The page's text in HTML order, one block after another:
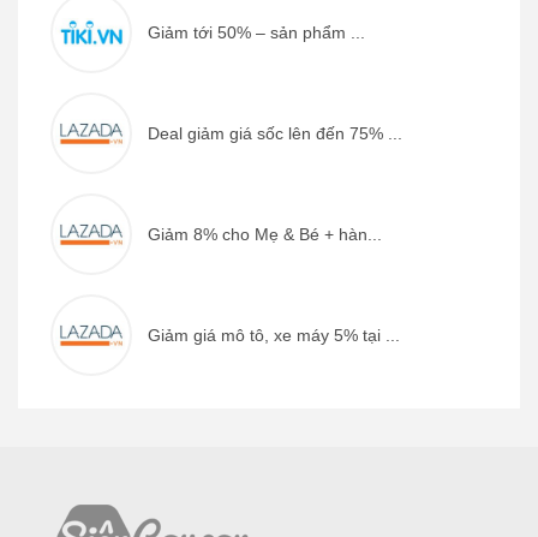
Giảm tới 50% – sản phẩm ...
Deal giảm giá sốc lên đến 75% ...
Giảm 8% cho Mẹ & Bé + hàn...
Giảm giá mô tô, xe máy 5% tại ...